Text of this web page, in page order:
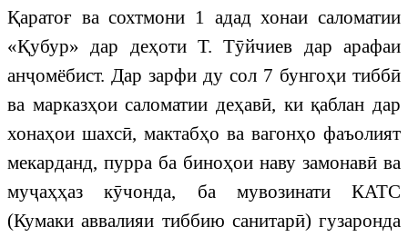
Қаратоғ ва сохтмони 1 адад хонаи саломатии
«Қубур» дар деҳоти Т. Тӯйчиев дар арафаи
анҷомёбист. Дар зарфи ду сол 7 бунгоҳи тиббӣ
ва марказҳои саломатии деҳавӣ, ки қаблан дар
хонаҳои шахсӣ, мактабҳо ва вагонҳо фаъолият
мекарданд, пурра ба биноҳои наву замонавӣ ва
муҷаҳҳаз кӯчонда, ба мувозинати КАТС
(Кумаки аввалияи тиббию санитарӣ) гузаронда